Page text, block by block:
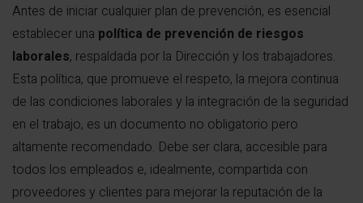
Antes de iniciar cualquier plan de prevención, es esencial
establecer una política de prevención de riesgos
laborales, respaldada por la Dirección y los trabajadores.
Esta política, que promueve el respeto, la mejora continua
de las condiciones laborales y la integración de la seguridad
en el trabajo, es un documento no obligatorio pero
altamente recomendado. Debe ser clara, accesible para
todos los empleados e, idealmente, compartida con
proveedores y clientes para mejorar la reputación de la